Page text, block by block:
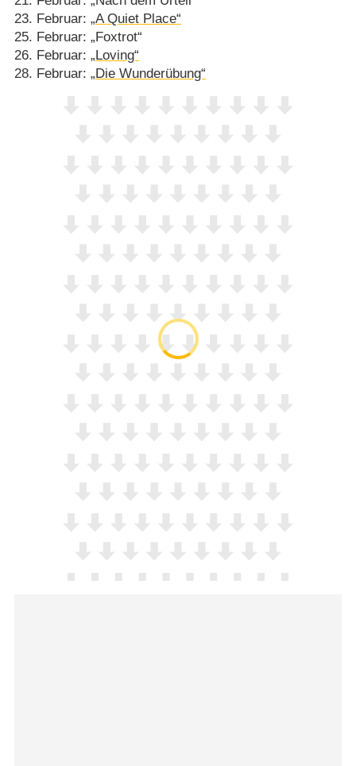
23. Februar: „A Quiet Place“
25. Februar: „Foxtrot“
26. Februar: „Loving“
28. Februar: „Die Wunderübung“